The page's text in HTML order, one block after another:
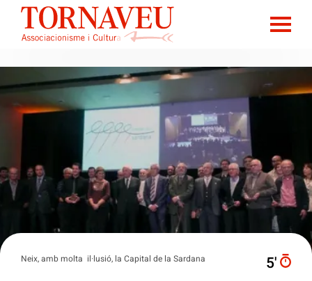
Neix, amb molta il·lusió, la Capital de la Sardana 5′